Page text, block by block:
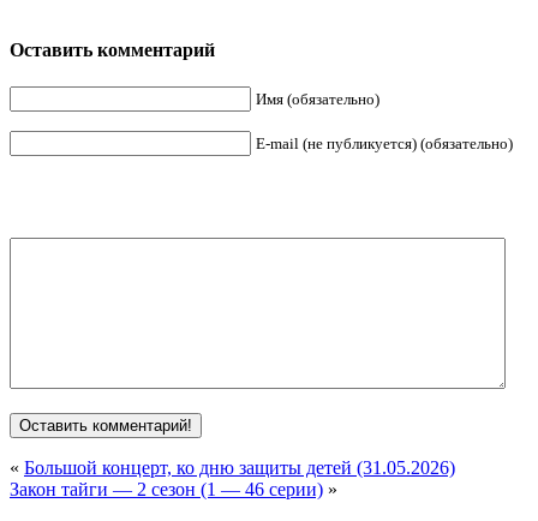
Оставить комментарий
Имя (обязательно)
E-mail (не публикуется) (обязательно)
« Большой концерт, ко дню защиты детей (31.05.2026)
Закон тайги — 2 сезон (1 — 46 серии) »